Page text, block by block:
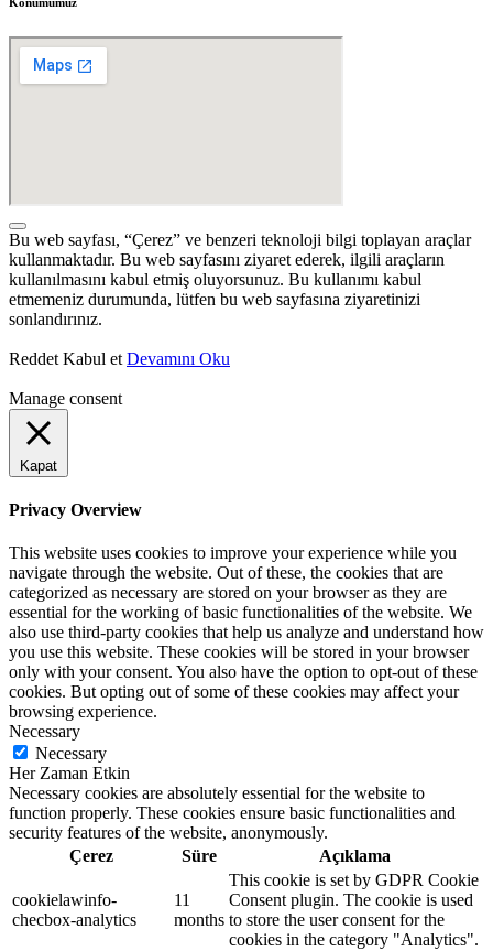
Bu web sayfası, “Çerez” ve benzeri teknoloji bilgi toplayan araçlar
kullanmaktadır. Bu web sayfasını ziyaret ederek, ilgili araçların
kullanılmasını kabul etmiş oluyorsunuz. Bu kullanımı kabul
etmemeniz durumunda, lütfen bu web sayfasına ziyaretinizi
sonlandırınız.
Reddet Kabul et Devamını Oku
Manage consent
Kapat
Privacy Overview
This website uses cookies to improve your experience while you
navigate through the website. Out of these, the cookies that are
categorized as necessary are stored on your browser as they are
essential for the working of basic functionalities of the website. We
also use third-party cookies that help us analyze and understand how
you use this website. These cookies will be stored in your browser
only with your consent. You also have the option to opt-out of these
cookies. But opting out of some of these cookies may affect your
browsing experience.
Necessary
Necessary
Her Zaman Etkin
Necessary cookies are absolutely essential for the website to
function properly. These cookies ensure basic functionalities and
security features of the website, anonymously.
Çerez
Süre Açıklama
cookielawinfo-
checbox-analytics
11
months
This cookie is set by GDPR Cookie
Consent plugin. The cookie is used
to store the user consent for the
cookies in the category "Analytics".